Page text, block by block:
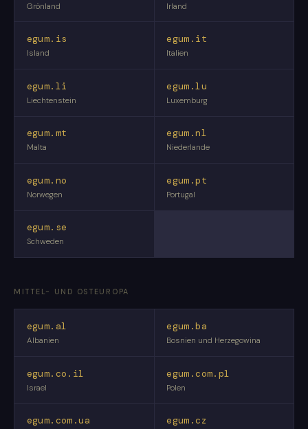
Grönland Irland
egum.is
Island
egum.it
Italien
egum.li
Liechtenstein
egum.lu
Luxemburg
egum.mt
Malta
egum.nl
Niederlande
egum.no
Norwegen
egum.pt
Portugal
egum.se
Schweden
MITTEL- UND OSTEUROPA
egum.al
Albanien
egum.ba
Bosnien und Herzegowina
egum.co.il
Israel
egum.com.pl
Polen
egum.com.ua egum.cz